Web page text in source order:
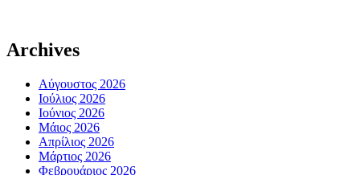
Archives
Αύγουστος 2026
Ιούλιος 2026
Ιούνιος 2026
Μάιος 2026
Απρίλιος 2026
Μάρτιος 2026
Φεβρουάριος 2026